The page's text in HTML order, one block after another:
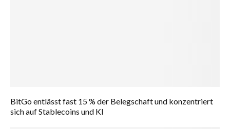
BitGo entlässt fast 15 % der Belegschaft und konzentriert
sich auf Stablecoins und KI